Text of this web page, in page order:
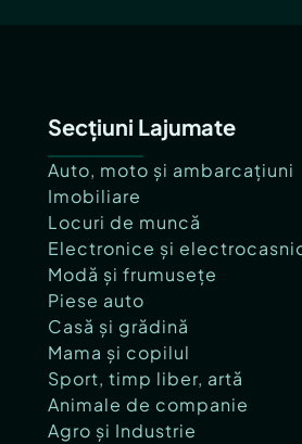
Secțiuni Lajumate
Auto, moto și ambarcațiuni
Imobiliare
Locuri de muncă
Electronice și
Modă și frumusețe
Piese auto
Casă și grădină
Mama și copilul
Sport, timp liber, artă
Animale de companie
Agro și Industrie